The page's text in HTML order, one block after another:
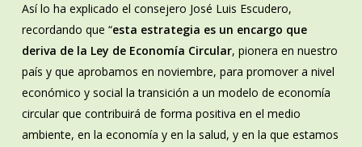
Así lo ha explicado el consejero José Luis Escudero,
recordando que “esta estrategia es un encargo que
deriva de la Ley de Economía Circular, pionera en nuestro
país y que aprobamos en noviembre, para promover a nivel
económico y social la transición a un modelo de economía
circular que contribuirá de forma positiva en el medio
ambiente, en la economía y en la salud, y en la que estamos